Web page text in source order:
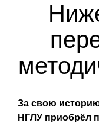
За свою
НГЛУ приобрёл